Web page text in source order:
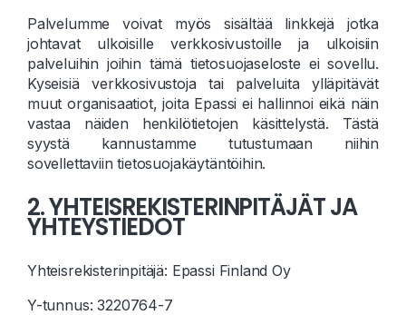
Palvelumme voivat myös sisältää linkkejä jotka
johtavat ulkoisille verkkosivustoille ja ulkoisiin
palveluihin joihin tämä tietosuojaseloste ei sovellu.
Kyseisiä verkkosivustoja tai palveluita ylläpitävät
muut organisaatiot, joita Epassi ei hallinnoi eikä näin
vastaa näiden henkilötietojen käsittelystä. Tästä
syystä kannustamme tutustumaan niihin
sovellettaviin tietosuojakäytäntöihin.
2. YHTEISREKISTERINPITÄJÄT JA
YHTEYSTIEDOT
Yhteisrekisterinpitäjä: Epassi Finland Oy
Y-tunnus: 3220764-7